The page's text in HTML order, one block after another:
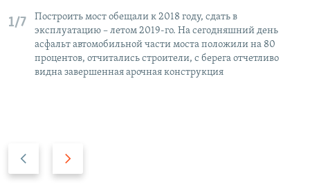
1/7
Построить мост обещали к 2018 году, сдать в
эксплуатацию – летом 2019-го. На сегодняшний день
асфальт автомобильной части моста положили на 80
процентов, отчитались строители, с берега отчетливо
видна завершенная арочная конструкция